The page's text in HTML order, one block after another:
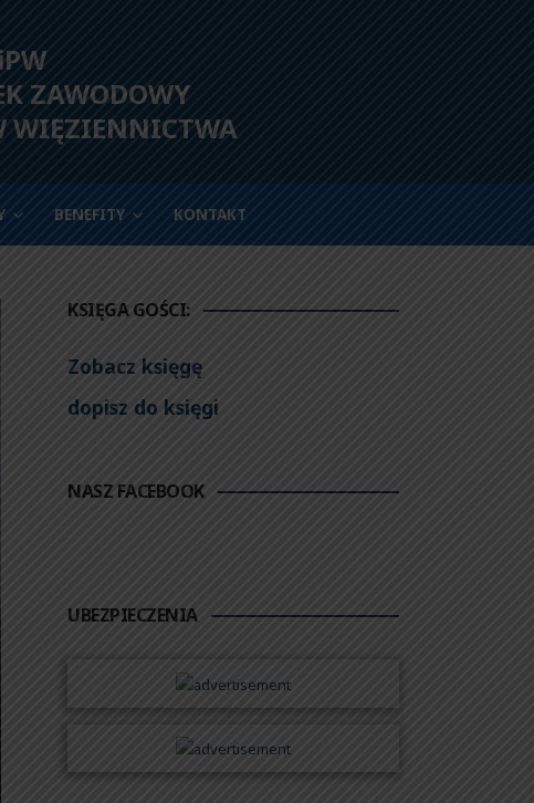
ZAWODOWY
WIĘZIENNICTWA
BENEFITY KONTAKT
KSIĘGA GOŚCI:
Zobacz księgę
dopisz do księgi
NASZ FACEBOOK
UBEZPIECZENIA